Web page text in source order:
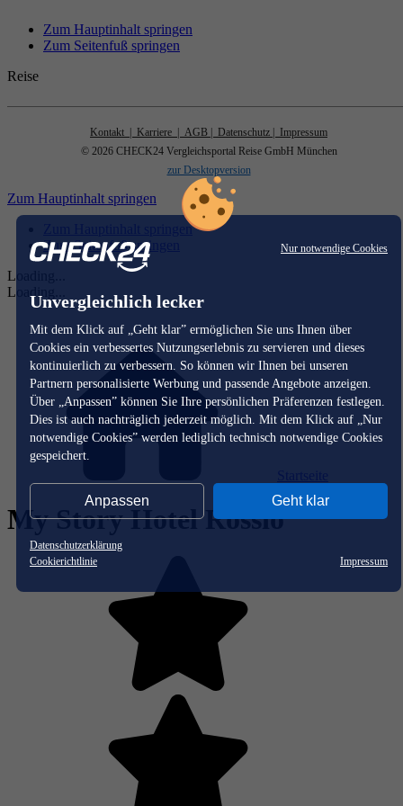
Nur notwendige Cookies
Unvergleichlich lecker
Mit dem Klick auf „Geht klar” ermöglichen Sie uns Ihnen über
Cookies ein verbessertes Nutzungserlebnis zu servieren und dieses
kontinuierlich zu verbessern. So können wir Ihnen bei unseren
Partnern personalisierte Werbung und passende Angebote anzeigen.
Über „Anpassen” können Sie Ihre persönlichen Präferenzen festlegen.
Dies ist auch nachträglich jederzeit möglich. Mit dem Klick auf „Nur
notwendige Cookies” werden lediglich technisch notwendige Cookies
gespeichert.
Anpassen Geht klar
Datenschutzerklärung
Cookierichtlinie
Impressum
Zum Hauptinhalt springen
Zum Seitenfuß springen
Reise
Kontakt | Karriere | AGB | Datenschutz
| Impressum
© 2026 CHECK24 Vergleichsportal Reise GmbH München
zur Desktopversion
Zum Hauptinhalt springen
Zum Hauptinhalt springen
Zum Seitenfuß springen
Loading...
Loading...
My Story Hotel Rossio